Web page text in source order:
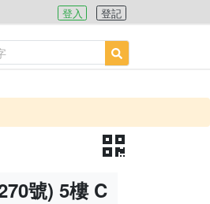
登入 登記
號) 5樓 C